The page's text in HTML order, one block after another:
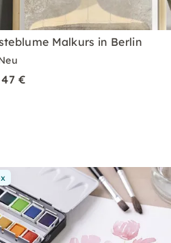
Malkurs in Berlin
€